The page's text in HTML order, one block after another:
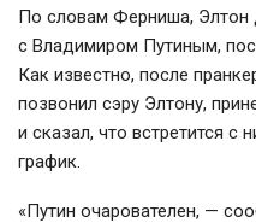
По словам Ферниша, Элтон
с Владимиром Путиным,
Как известно, после
позвонил сэру Элтону,
и сказал, что встретится с
график.
«Путин очарователен, —